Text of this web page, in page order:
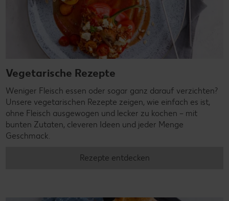
Vegetarische Rezepte
Weniger Fleisch essen oder sogar ganz darauf verzichten?
Unsere vegetarischen Rezepte zeigen, wie einfach es ist,
ohne Fleisch ausgewogen und lecker zu kochen – mit
bunten Zutaten, cleveren Ideen und jeder Menge
Geschmack.
Rezepte entdecken